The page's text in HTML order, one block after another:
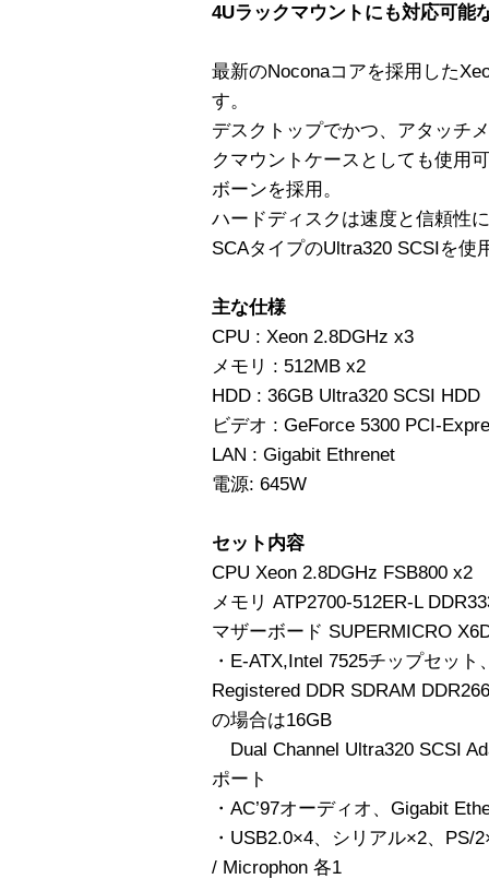
4Uラックマウントにも対応可能
最新のNoconaコアを採用した
す。
デスクトップでかつ、アタッチ
クマウントケースとしても使用
ボーンを採用。
ハードディスクは速度と信頼性
SCAタイプのUltra320 SCSIを使
主な仕様
CPU : Xeon 2.8DGHz x3
メモリ : 512MB x2
HDD : 36GB Ultra320 SCSI HDD
ビデオ : GeForce 5300 PCI-
LAN : Gigabit Ethrenet
電源: 645W
セット内容
CPU Xeon 2.8DGHz FSB800 x2
メモリ ATP2700-512ER-L
マザーボード SUPERMICRO
・E-ATX,Intel 7525チップセッ
Registered DDR SDRAM
の場合は16GB
Dual Channel Ultra320 SCSI
ポート
・AC’97オーディオ、Gigabit
・USB2.0×4、シリアル×2、PS/
/ Microphon 各1